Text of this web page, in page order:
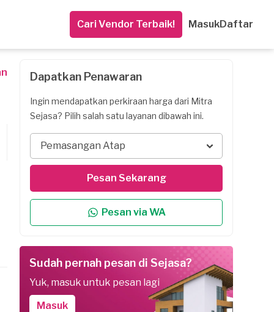
Cari Vendor Terbaik! MasukDaftar
Dapatkan Penawaran
Ingin mendapatkan perkiraan harga dari Mitra
Sejasa? Pilih salah satu layanan dibawah ini.
Pemasangan Atap
Pesan Sekarang
Pesan via WA
Sudah pernah pesan di Sejasa?
Yuk, masuk untuk pesan lagi
Masuk